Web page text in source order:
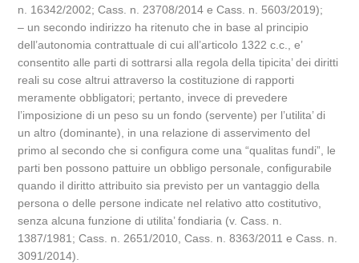
n. 16342/2002; Cass. n. 23708/2014 e Cass. n. 5603/2019);
– un secondo indirizzo ha ritenuto che in base al principio
dell’autonomia contrattuale di cui all’articolo 1322 c.c., e’
consentito alle parti di sottrarsi alla regola della tipicita’ dei diritti
reali su cose altrui attraverso la costituzione di rapporti
meramente obbligatori; pertanto, invece di prevedere
l’imposizione di un peso su un fondo (servente) per l’utilita’ di
un altro (dominante), in una relazione di asservimento del
primo al secondo che si configura come una “qualitas fundi”, le
parti ben possono pattuire un obbligo personale, configurabile
quando il diritto attribuito sia previsto per un vantaggio della
persona o delle persone indicate nel relativo atto costitutivo,
senza alcuna funzione di utilita’ fondiaria (v. Cass. n.
1387/1981; Cass. n. 2651/2010, Cass. n. 8363/2011 e Cass. n.
3091/2014).